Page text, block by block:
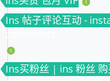
1
Ins 帖子评论互动 -
comments
1
Ins买粉丝 | ins 粉丝